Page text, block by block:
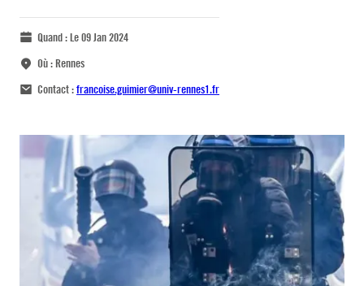
Quand :Le 09 Jan 2024
Où :Rennes
Contact :francoise.guimier@univ-rennes1.fr